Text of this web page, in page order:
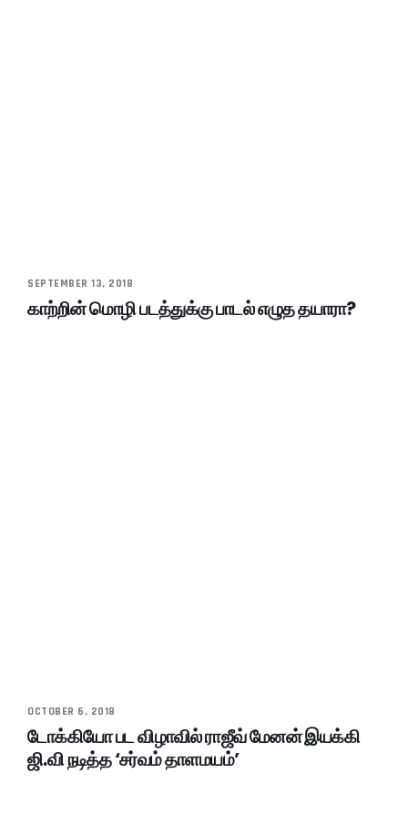
SEPTEMBER 13, 2018
காற்றின் மொழி படத்துக்கு பாடல் எழுத தயாரா?
OCTOBER 6, 2018
டோக்கியோ பட விழாவில் ராஜீவ் மேனன் இயக்கி
ஜி.வி நடித்த ‘சர்வம் தாளமயம்’